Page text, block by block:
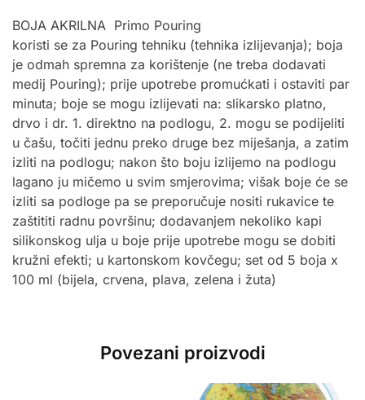
BOJA AKRILNA Primo Pouring
koristi se za Pouring tehniku (tehnika izlijevanja); boja
je odmah spremna za korištenje (ne treba dodavati
medij Pouring); prije upotrebe promućkati i ostaviti par
minuta; boje se mogu izlijevati na: slikarsko platno,
drvo i dr. 1. direktno na podlogu, 2. mogu se podijeliti
u čašu, točiti jednu preko druge bez miješanja, a zatim
izliti na podlogu; nakon što boju izlijemo na podlogu
lagano ju mičemo u svim smjerovima; višak boje će se
izliti sa podloge pa se preporučuje nositi rukavice te
zaštititi radnu površinu; dodavanjem nekoliko kapi
silikonskog ulja u boje prije upotrebe mogu se dobiti
kružni efekti; u kartonskom kovčegu; set od 5 boja x
100 ml (bijela, crvena, plava, zelena i žuta)
Povezani proizvodi